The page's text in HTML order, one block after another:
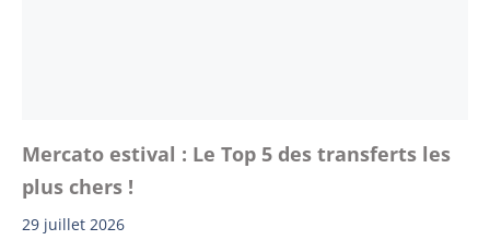
Mercato estival : Le Top 5 des transferts les
plus chers !
29 juillet 2026